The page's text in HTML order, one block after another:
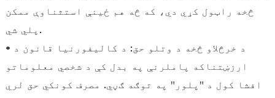
څخه راټول کړي دي، که څه هم ځینې استثناوې ممکن
پلي شي.
• د خرڅلاو څخه د وتلو حق: د کالیفورنیا قانون د
ارزښتناکه پاملرنې په بدل کې د شخصي معلوماتو
افشا کول د "پلور" په توګه ګڼي. مصرف کونکي حق لري